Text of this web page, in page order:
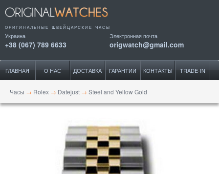
ОРИГИНАЛЬНЫЕ ШВЕЙЦАРСКИЕ ЧАСЫ
Украина
+38 (067) 789 6633
Электронная почта
origwatch@gmail.com
ГЛАВНАЯ О НАС ДОСТАВКА ГАРАНТИИ КОНТАКТЫ TRADE-IN
Часы → Rolex → Datejust → Steel and Yellow Gold